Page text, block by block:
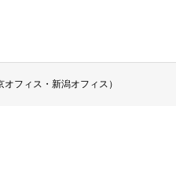
フィス・新潟オフィス）